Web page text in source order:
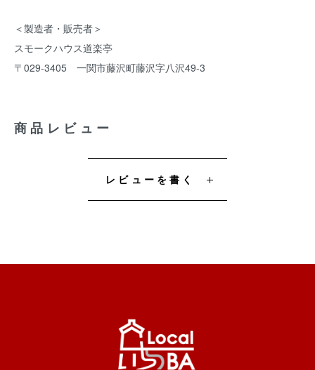
＜製造者・販売者＞
スモークハウス道楽亭
〒029-3405 一関市藤沢町藤沢字八沢49-3
商品レビュー
レビューを書く